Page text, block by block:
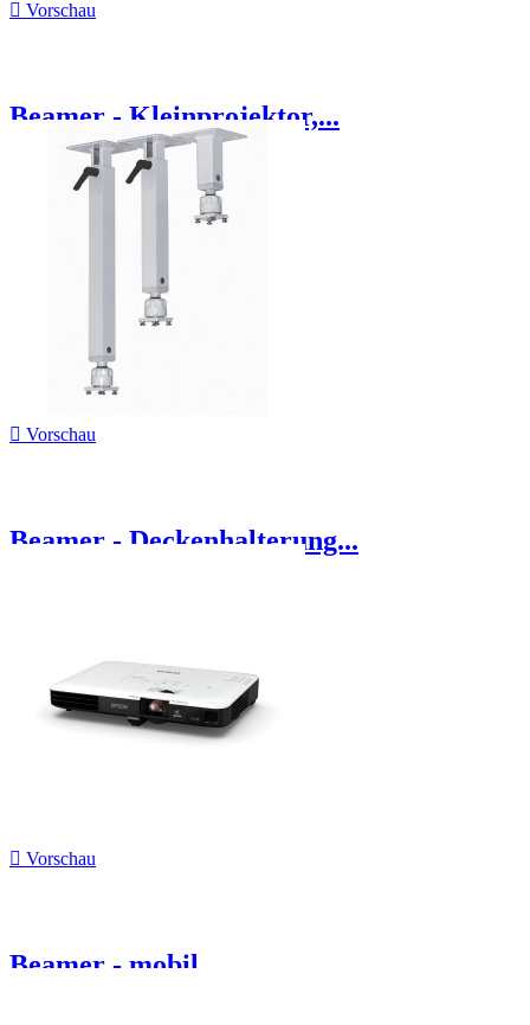
 Vorschau
Beamer - Kleinprojektor,...
 Vorschau
Beamer - Deckenhalterung...
 Vorschau
Beamer - mobil